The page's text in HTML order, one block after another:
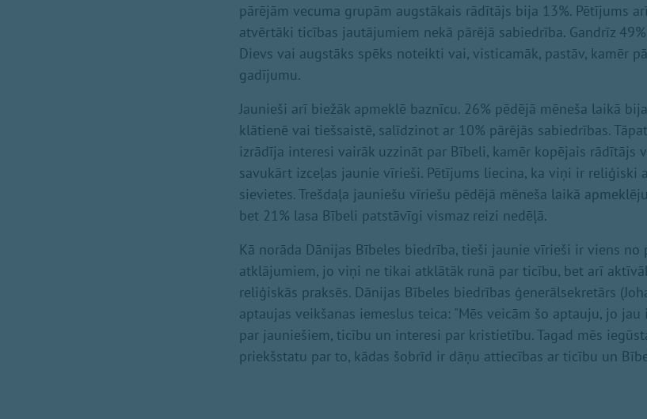
pārējām vecuma grupām augstākais rādītājs bija 13%. Pētījums
atvērtāki ticības jautājumiem nekā pārējā sabiedrība. Gandrīz
Dievs vai augstāks spēks noteikti vai, visticamāk, pastāv, kamēr
gadījumu.
Jaunieši arī biežāk apmeklē baznīcu. 26% pēdējā mēneša laikā
klātienē vai tiešsaistē, salīdzinot ar 10% pārējās sabiedrības.
izrādīja interesi vairāk uzzināt par Bībeli, kamēr kopējais rādītājs
savukārt izceļas jaunie vīrieši. Pētījums liecina, ka viņi ir reliģiski
sievietes. Trešdaļa jauniešu vīriešu pēdējā mēneša laikā
bet 21% lasa Bībeli patstāvīgi vismaz reizi nedēļā.
Kā norāda Dānijas Bībeles biedrība, tieši jaunie vīrieši ir viens
atklājumiem, jo viņi ne tikai atklātāk runā par ticību, bet arī
reliģiskās praksēs. Dānijas Bībeles biedrības ģenerālsekretārs
aptaujas veikšanas iemeslus teica: "Mēs veicām šo aptauju, jo
par jauniešiem, ticību un interesi par kristietību. Tagad mēs
priekšstatu par to, kādas šobrīd ir dāņu attiecības ar ticību un